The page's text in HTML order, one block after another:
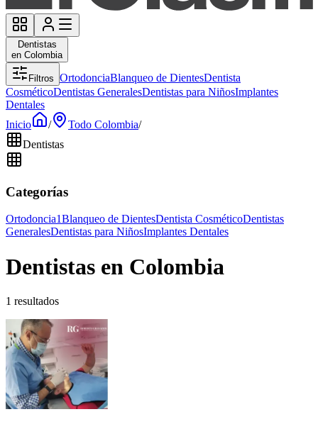
Dentistas
en Colombia
Filtros OrtodonciaBlanqueo de DientesDentista
CosméticoDentistas GeneralesDentistas para NiñosImplantes
Dentales
Inicio
/ Todo Colombia/
Dentistas
Categorías
Ortodoncia1Blanqueo de DientesDentista CosméticoDentistas
GeneralesDentistas para NiñosImplantes Dentales
Dentistas en Colombia
1 resultados